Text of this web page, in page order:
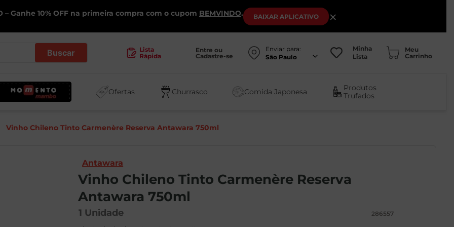
– Ganhe 10% OFF na primeira compra com o cupom BEMVINDO. BAIXAR APLICATIVO ×
Lista
Rápida
Entre ou
Cadastre-se
Enviar para:
São Paulo
Minha
Lista
Ofertas Churrasco Comida Japonesa
Produtos
Trufados
Vinho Chileno Tinto Carmenère Reserva Antawara 750ml
Antawara
Vinho Chileno Tinto Carmenère Reserva
Antawara 750ml
1 Unidade 286557